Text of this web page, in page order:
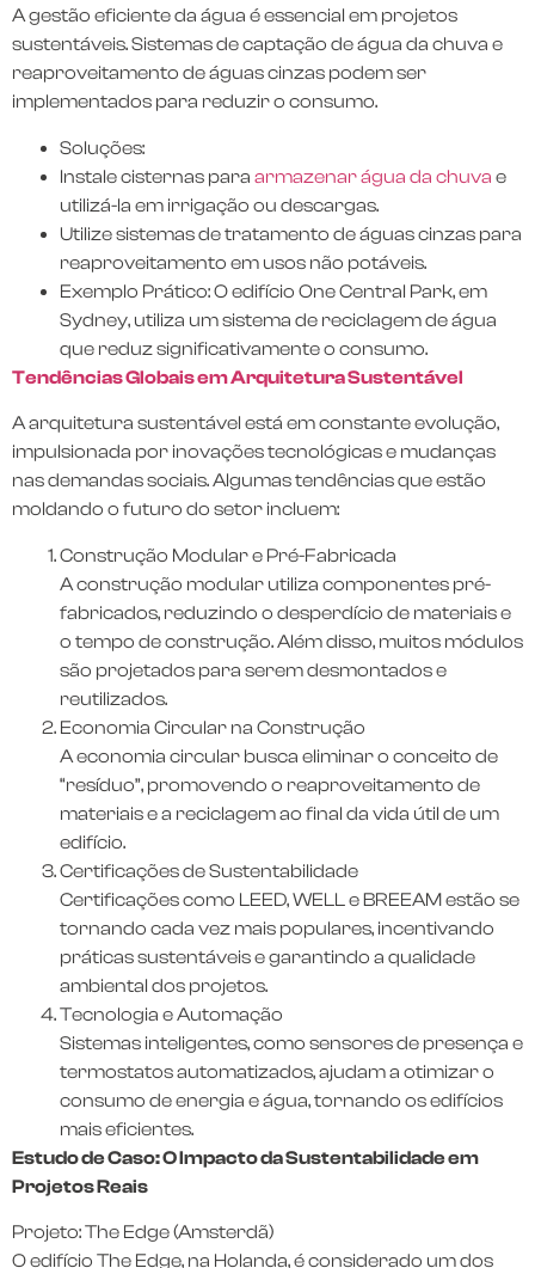
A gestão eficiente da água é essencial em projetos
sustentáveis. Sistemas de captação de água da chuva e
reaproveitamento de águas cinzas podem ser
implementados para reduzir o consumo.
Soluções:
Instale cisternas para armazenar água da chuva e
utilizá-la em irrigação ou descargas.
Utilize sistemas de tratamento de águas cinzas para
reaproveitamento em usos não potáveis.
Exemplo Prático: O edifício One Central Park, em
Sydney, utiliza um sistema de reciclagem de água
que reduz significativamente o consumo.
Tendências Globais em Arquitetura Sustentável
A arquitetura sustentável está em constante evolução,
impulsionada por inovações tecnológicas e mudanças
nas demandas sociais. Algumas tendências que estão
moldando o futuro do setor incluem:
Construção Modular e Pré-Fabricada
A construção modular utiliza componentes pré-
fabricados, reduzindo o desperdício de materiais e
o tempo de construção. Além disso, muitos módulos
são projetados para serem desmontados e
reutilizados.
Economia Circular na Construção
A economia circular busca eliminar o conceito de
“resíduo”, promovendo o reaproveitamento de
materiais e a reciclagem ao final da vida útil de um
edifício.
Certificações de Sustentabilidade
Certificações como LEED, WELL e BREEAM estão se
tornando cada vez mais populares, incentivando
práticas sustentáveis e garantindo a qualidade
ambiental dos projetos.
Tecnologia e Automação
Sistemas inteligentes, como sensores de presença e
termostatos automatizados, ajudam a otimizar o
consumo de energia e água, tornando os edifícios
mais eficientes.
Estudo de Caso: O Impacto da Sustentabilidade em
Projetos Reais
Projeto: The Edge (Amsterdã)
O edifício The Edge, na Holanda, é considerado um dos